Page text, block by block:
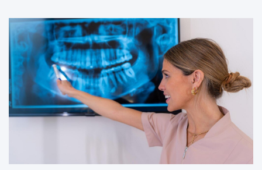
j
s
?
y
c
o
w
i
e